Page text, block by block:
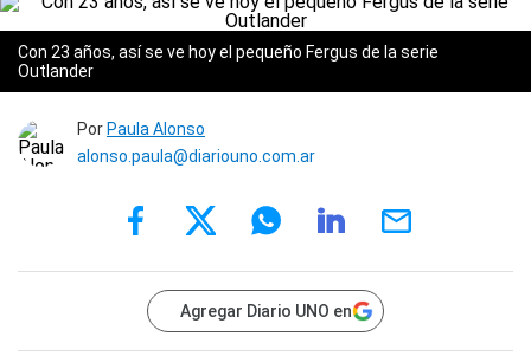
Con 23 años, así se ve hoy el pequeño Fergus de la serie
Outlander
Por Paula Alonso
alonso.paula@diariouno.com.ar
Agregar Diario UNO en